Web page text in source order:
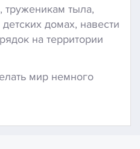
труженикам тыла,
домах, навести
на территории
мир немного